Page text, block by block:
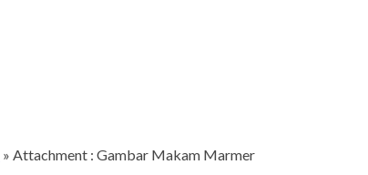
» Attachment : Gambar Makam Marmer